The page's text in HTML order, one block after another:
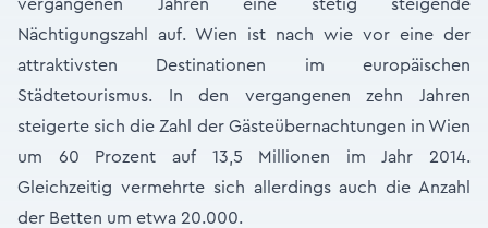
vergangenen Jahren eine stetig steigende
Nächtigungszahl auf. Wien ist nach wie vor eine der
attraktivsten Destinationen im europäischen
Städtetourismus. In den vergangenen zehn Jahren
steigerte sich die Zahl der Gästeübernachtungen in Wien
um 60 Prozent auf 13,5 Millionen im Jahr 2014.
Gleichzeitig vermehrte sich allerdings auch die Anzahl
der Betten um etwa 20.000.